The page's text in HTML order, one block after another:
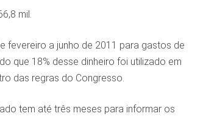
mil.
fevereiro a junho de 2011 para gastos de
que 18% desse dinheiro foi utilizado em
das regras do Congresso.
tem até três meses para informar os